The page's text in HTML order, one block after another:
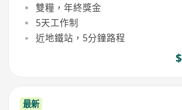
雙糧，年終獎金
5天工作制
近地鐵站，5分鐘路程
最新